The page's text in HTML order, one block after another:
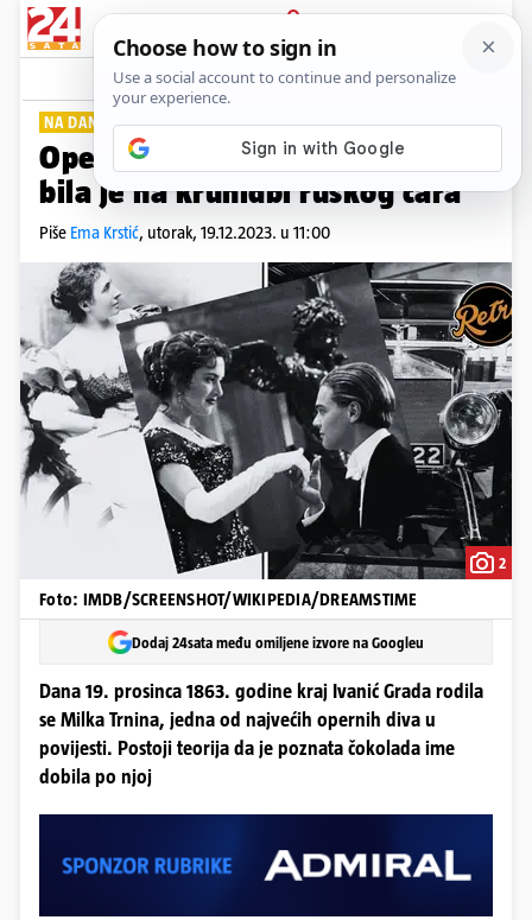
PRIJAVA
Lifestyle Komentari
NA DANAŠNJI DAN
Operna pjevačica Milka Trnina
bila je na krunidbi ruskog cara
Piše Ema Krstić, utorak, 19.12.2023. u 11:00
2
Foto: IMDB/SCREENSHOT/WIKIPEDIA/DREAMSTIME
Dodaj 24sata među omiljene izvore na Googleu
Dana 19. prosinca 1863. godine kraj Ivanić Grada rodila
se Milka Trnina, jedna od najvećih opernih diva u
povijesti. Postoji teorija da je poznata čokolada ime
dobila po njoj